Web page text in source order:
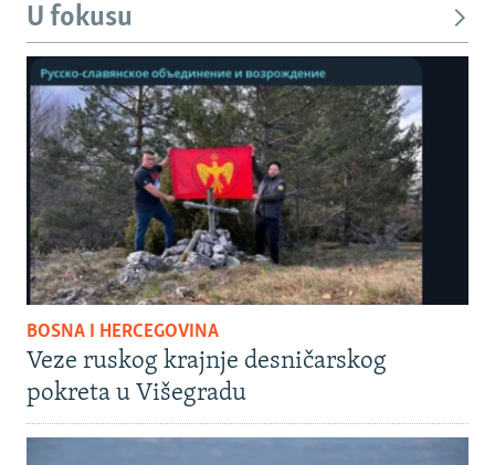
U fokusu
BOSNA I HERCEGOVINA
Veze ruskog krajnje desničarskog
pokreta u Višegradu